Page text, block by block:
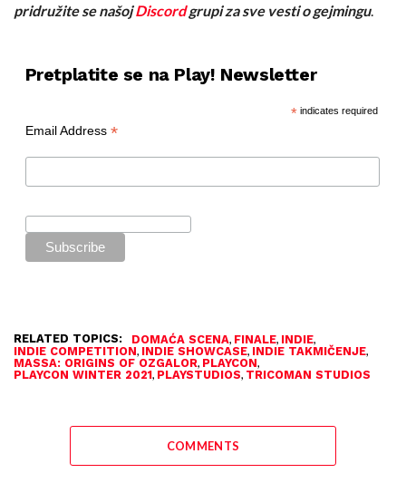
pridružite se našojDiscordgrupi za sve vesti o gejmingu.
Pretplatite se na Play! Newsletter
*indicates required
Email Address *
RELATED TOPICS: DOMAĆA SCENA, FINALE, INDIE,
INDIE COMPETITION, INDIE SHOWCASE, INDIE TAKMIČENJE,
MASSA: ORIGINS OF OZGALOR, PLAYCON,
PLAYCON WINTER 2021, PLAYSTUDIOS, TRICOMAN STUDIOS
COMMENTS